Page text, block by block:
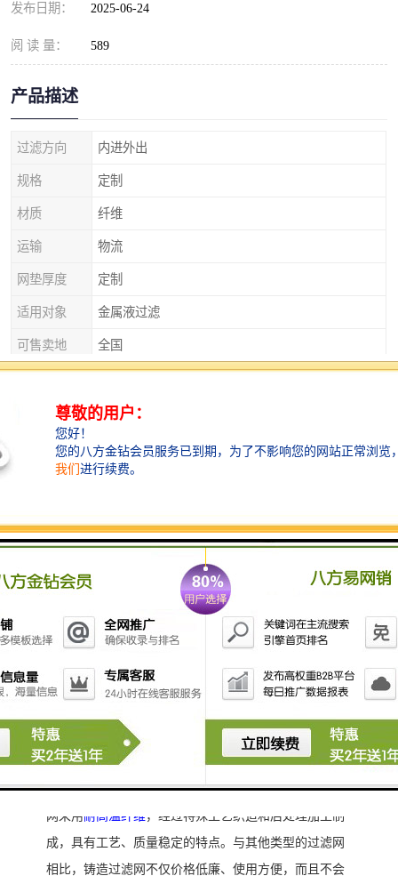
发布日期： 2025-06-24
阅 读 量： 589
产品描述
过滤方向 内进外出
规格 定制
材质 纤维
运输 物流
网垫厚度 定制
适用对象 金属液过滤
可售卖地 全国
产品特性 耐高温、耐腐蚀
2mm
本色
使用温度 高温
用途
铸造过滤网的用途是用于除去金属熔体中的非金属夹杂
铸造过滤网在铸造生产中起着至关重要的作用，主要用
于除去金属熔体中的非金属夹杂物，这对于提高铸件成
品率、改善铸件质量具有重大的技术和经济。铸造过滤
网采用耐高温纤维，经过特殊工艺织造和后处理加工制
成，具有工艺、质量稳定的特点。与其他类型的过滤网
相比，铸造过滤网不仅价格低廉、使用方便，而且不会